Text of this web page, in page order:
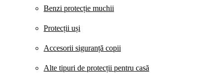
Benzi protecție muchii
Protecții uși
Accesorii siguranță copii
Alte tipuri de protecții pentru casă